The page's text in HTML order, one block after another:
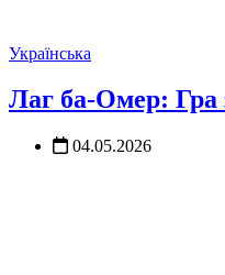
Українська
Лаг ба-Омер: Гра
04.05.2026